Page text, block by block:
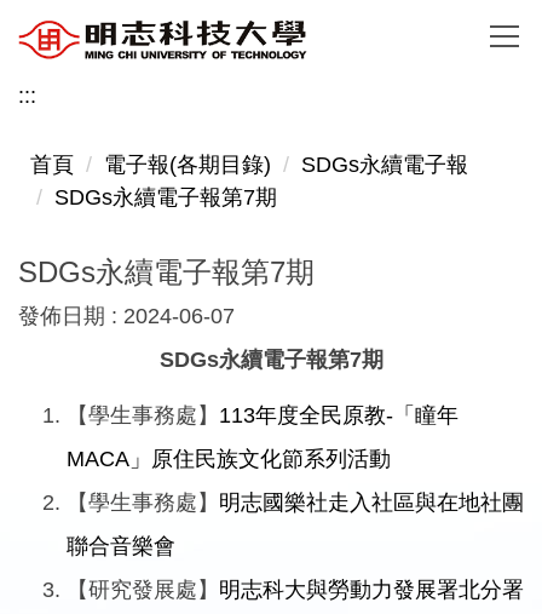
到
主
內
:::
首頁 電子報(各期目錄)
SDGs永續電子報
SDGs永續電子報第7期
SDGs永續電子報第7期
發佈日期 : 2024-06-07
SDGs永續電子報第7期
【學生事務處】 113年度全民原教-「瞳年
MACA」原住民族文化節系列活動
【學生事務處】 明志國樂社走入社區與在地社團
聯合音樂會
【研究發展處】 明志科大與勞動力發展署北分署